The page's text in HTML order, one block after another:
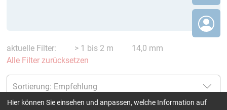
aktuelle Filter: > 1 bis 2 m
14,0 mm
Alle Filter zurücksetzen
Hier können Sie einsehen und anpassen, welche Information auf